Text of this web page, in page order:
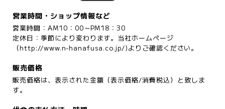
営業時間・ショップ情報など
営業時間：AM10：00～PM18：30
定休日：季節により変わります。当社ホームページ
（http://www.n-hanafusa.co.jp/)よりご確認ください。
販売価格
販売価格は、表示された金額（表示価格/消費税込）と致しま
す。